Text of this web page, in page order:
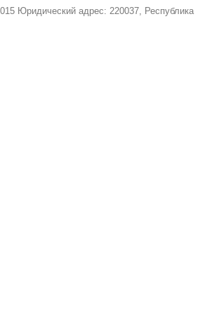
Юридический адрес: 220037, Республика